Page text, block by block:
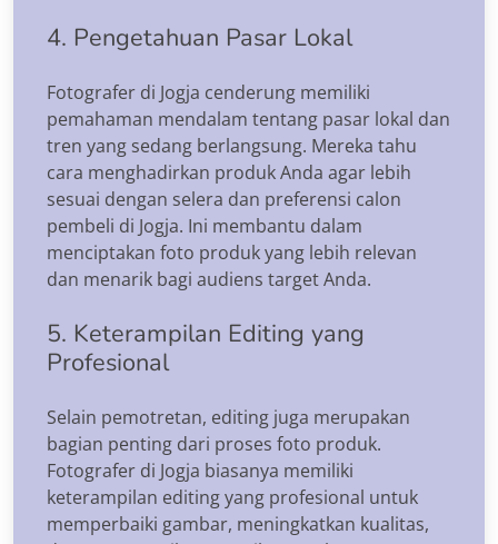
4. Pengetahuan Pasar Lokal
Fotografer di Jogja cenderung memiliki
pemahaman mendalam tentang pasar lokal dan
tren yang sedang berlangsung. Mereka tahu
cara menghadirkan produk Anda agar lebih
sesuai dengan selera dan preferensi calon
pembeli di Jogja. Ini membantu dalam
menciptakan foto produk yang lebih relevan
dan menarik bagi audiens target Anda.
5. Keterampilan Editing yang
Profesional
Selain pemotretan, editing juga merupakan
bagian penting dari proses foto produk.
Fotografer di Jogja biasanya memiliki
keterampilan editing yang profesional untuk
memperbaiki gambar, meningkatkan kualitas,